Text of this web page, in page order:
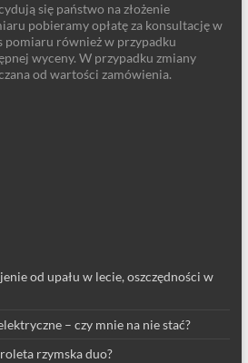
się państwo na złożenie
pobieramy opłatę za konsultację w
pomiaru również w przypadku
wyceny. W przypadku zmiany
od wartości zamówienia.
od upału w lecie, oszczędności w
– czy mnie na nie stać?
rzymska duo?